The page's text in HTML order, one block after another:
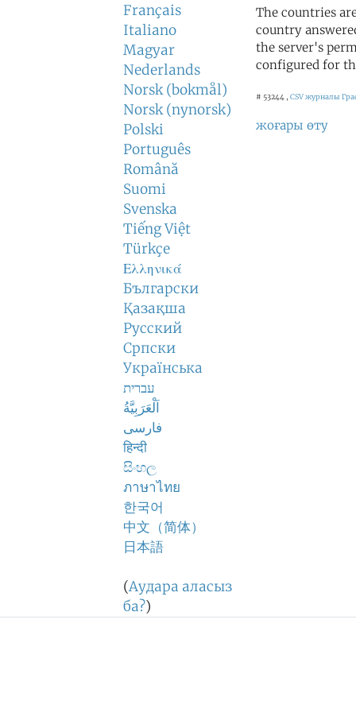
Français
Italiano
Magyar
Nederlands
Norsk (bokmål)
Norsk (nynorsk)
Polski
Português
Română
Suomi
Svenska
Tiếng Việt
Türkçe
Ελληνικά
Български
Қазақша
Русский
Српски
Українська
עברית
اَلْعَرَبِيَّةُ
فارسی
हिन्दी
සිංහල
ภาษาไทย
한국어
中文（简体）
日本語
(Аудара аласыз
ба?)
The countries
country
the server's
configured for
# 53244 , CSV журналы
жоғары өту